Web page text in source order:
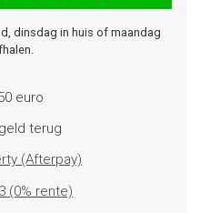
dinsdag in huis of maandag
euro
terug
(Afterpay)
(0% rente)